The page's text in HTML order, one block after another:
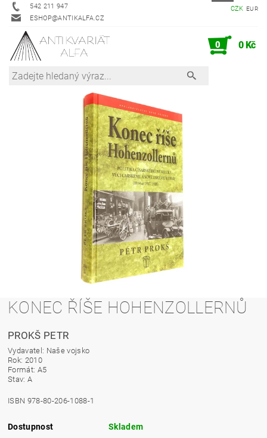
542 211 947
ESHOP@ANTIKALFA.CZ
CZK EUR
0 0 Kč
KONEC ŘÍŠE HOHENZOLLERNŮ
PROKŠ PETR
Vydavatel: Naše vojsko
Rok: 2010
Formát: A5
Stav: A
ISBN 978-80-206-1088-1
Dostupnost Skladem